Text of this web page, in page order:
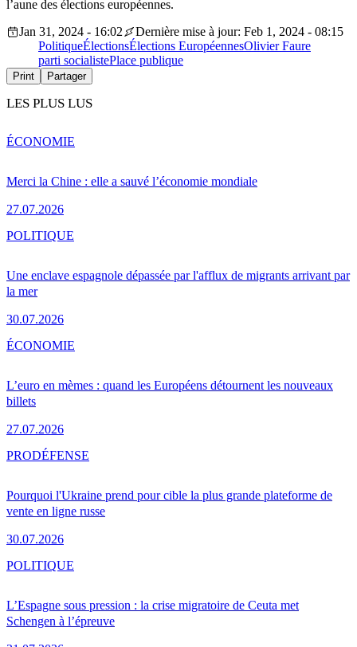
l’aune des élections européennes.
Jan 31, 2024 - 16:02
Dernière mise à jour: Feb 1, 2024 - 08:15
PolitiqueÉlectionsÉlections EuropéennesOlivier Faure
parti socialistePlace publique
Print Partager
LES PLUS LUS
Merci la Chine : elle a sauvé l’économie mondiale
27.07.2026
ÉCONOMIE
Une enclave espagnole dépassée par l'afflux de migrants arrivant par
la mer
30.07.2026
POLITIQUE
L’euro en mèmes : quand les Européens détournent les nouveaux
billets
27.07.2026
ÉCONOMIE
Pourquoi l'Ukraine prend pour cible la plus grande plateforme de
vente en ligne russe
30.07.2026
PRODÉFENSE
L’Espagne sous pression : la crise migratoire de Ceuta met
Schengen à l’épreuve
POLITIQUE